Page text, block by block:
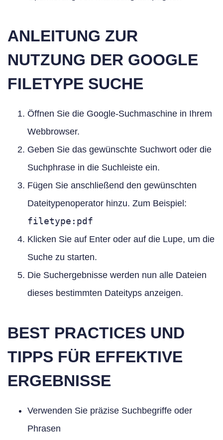
ANLEITUNG ZUR
NUTZUNG DER GOOGLE
FILETYPE SUCHE
Öffnen Sie die Google-Suchmaschine in Ihrem
Webbrowser.
Geben Sie das gewünschte Suchwort oder die
Suchphrase in die Suchleiste ein.
Fügen Sie anschließend den gewünschten
Dateitypenoperator hinzu. Zum Beispiel:
filetype:pdf
Klicken Sie auf Enter oder auf die Lupe, um die
Suche zu starten.
Die Suchergebnisse werden nun alle Dateien
dieses bestimmten Dateityps anzeigen.
BEST PRACTICES UND
TIPPS FÜR EFFEKTIVE
ERGEBNISSE
Verwenden Sie präzise Suchbegriffe oder
Phrasen